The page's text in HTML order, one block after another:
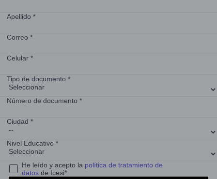
Apellido *
Correo *
Celular *
Tipo de documento *
Número de documento *
Ciudad *
Nivel Educativo *
He leído y acepto la política de tratamiento de
datosde Icesi*